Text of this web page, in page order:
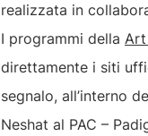
realizzata in
I programmi della Art
direttamente i siti
segnalo, all’interno
Neshat al PAC –